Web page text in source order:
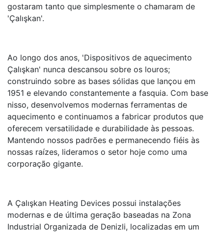
gostaram tanto que simplesmente o chamaram de
'Çalışkan'.
Ao longo dos anos, 'Dispositivos de aquecimento
Çalışkan' nunca descansou sobre os louros;
construindo sobre as bases sólidas que lançou em
1951 e elevando constantemente a fasquia. Com base
nisso, desenvolvemos modernas ferramentas de
aquecimento e continuamos a fabricar produtos que
oferecem versatilidade e durabilidade às pessoas.
Mantendo nossos padrões e permanecendo fiéis às
nossas raízes, lideramos o setor hoje como uma
corporação gigante.
A Çalışkan Heating Devices possui instalações
modernas e de última geração baseadas na Zona
Industrial Organizada de Denizli, localizadas em um